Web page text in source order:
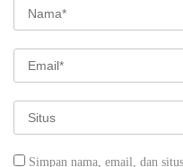
Simpan nama, email, dan